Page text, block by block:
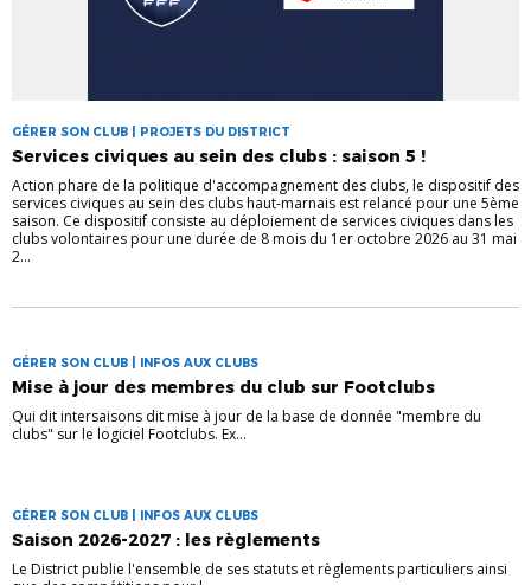
GÉRER SON CLUB | PROJETS DU DISTRICT
Services civiques au sein des clubs : saison 5 !
Action phare de la politique d'accompagnement des clubs, le dispositif des
services civiques au sein des clubs haut-marnais est relancé pour une 5ème
saison. Ce dispositif consiste au déploiement de services civiques dans les
clubs volontaires pour une durée de 8 mois du 1er octobre 2026 au 31 mai
2...
GÉRER SON CLUB | INFOS AUX CLUBS
Mise à jour des membres du club sur Footclubs
Qui dit intersaisons dit mise à jour de la base de donnée "membre du
clubs" sur le logiciel Footclubs. Ex...
GÉRER SON CLUB | INFOS AUX CLUBS
Saison 2026-2027 : les règlements
Le District publie l'ensemble de ses statuts et règlements particuliers ainsi